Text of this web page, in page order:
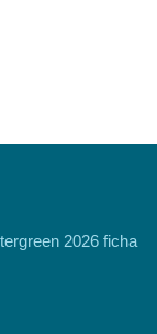
2026 ficha